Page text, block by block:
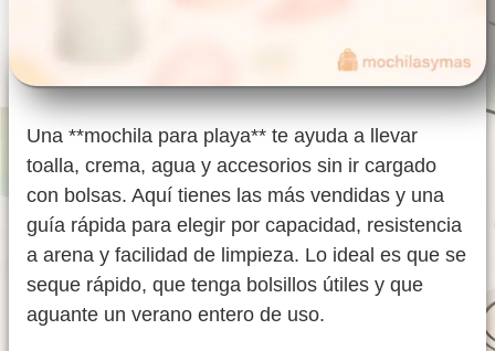
Una **mochila para playa** te ayuda a llevar
toalla, crema, agua y accesorios sin ir cargado
con bolsas. Aquí tienes las más vendidas y una
guía rápida para elegir por capacidad, resistencia
a arena y facilidad de limpieza. Lo ideal es que se
seque rápido, que tenga bolsillos útiles y que
aguante un verano entero de uso.